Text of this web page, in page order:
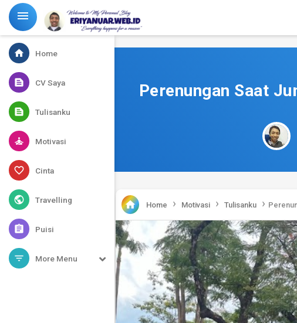

home Home
text_snippet CV Saya
text_snippet Tulisanku
self_improvement Motivasi
favorite_border Cinta
public Travelling
assignment Puisi
filter_list More Menu
Perenungan Saat
 Home › Motivasi › Tulisanku ›